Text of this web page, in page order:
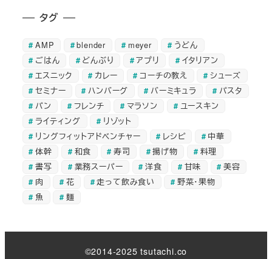
タグ
AMP blender meyer
うどん
ごはん
どんぶり アプリ
イタリアン
エスニック
カレー コーチの教え
シューズ
セミナー
ハンバーグ バーミキュラ
パスタ
パン
フレンチ マラソン
ユースキン
ライティング
リゾット
リングフィットアドベンチャー
レシピ
中華
体幹
和食 寿司 揚げ物
料理
書写
業務スーパー 洋食 甘味
美容
肉
花 走って飲み食い
野菜・果物
魚
麺
©2014-2025 tsutachi.co